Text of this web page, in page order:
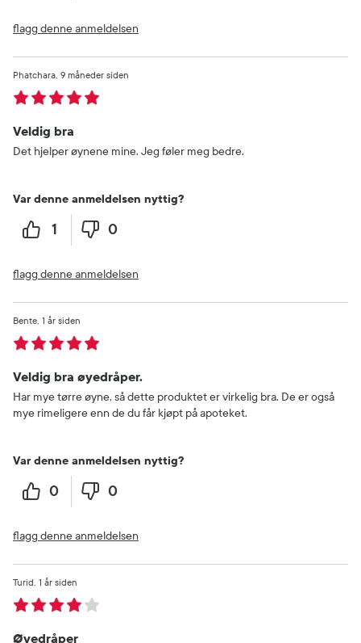
flagg denne anmeldelsen
Veldig bra
9 måneder siden
Phatchara
Det hjelper øynene mine. Jeg føler meg bedre.
Var denne anmeldelsen nyttig?
1 0
flagg denne anmeldelsen
Veldig bra øyedråper.
1 år siden
Bente
Har mye tørre øyne, så dette produktet er virkelig bra. De er også
mye rimeligere enn de du får kjøpt på apoteket.
Var denne anmeldelsen nyttig?
0 0
flagg denne anmeldelsen
Øyedråper
1 år siden
Turid